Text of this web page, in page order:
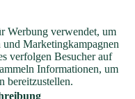
Werbung verwendet, um
Marketingkampagnen
verfolgen Besucher auf
Informationen, um
bereitzustellen.